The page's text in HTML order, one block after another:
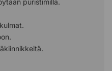
puristimilla.